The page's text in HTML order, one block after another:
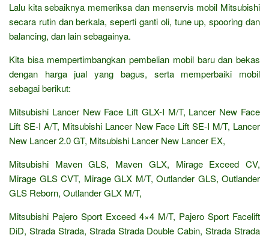
Lalu kita sebaiknya memeriksa dan menservis mobil Mitsubishi
secara rutin dan berkala, seperti ganti oli, tune up, spooring dan
balancing, dan lain sebagainya.
Kita bisa mempertimbangkan pembelian mobil baru dan bekas
dengan harga jual yang bagus, serta memperbaiki mobil
sebagai berikut:
Mitsubishi Lancer New Face Lift GLX-I M/T, Lancer New Face
Lift SE-I A/T, Mitsubishi Lancer New Face Lift SE-I M/T, Lancer
New Lancer 2.0 GT, Mitsubishi Lancer New Lancer EX,
Mitsubishi Maven GLS, Maven GLX, Mirage Exceed CV,
Mirage GLS CVT, Mirage GLX M/T, Outlander GLS, Outlander
GLS Reborn, Outlander GLX M/T,
Mitsubishi Pajero Sport Exceed 4×4 M/T, Pajero Sport Facelift
DiD, Strada Strada, Strada Strada Double Cabin, Strada Strada